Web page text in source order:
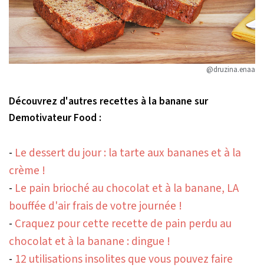
@druzina.enaa
Découvrez d'autres recettes à la banane sur
Demotivateur Food :
- Le dessert du jour : la tarte aux bananes et à la
crème !
- Le pain brioché au chocolat et à la banane, LA
bouffée d'air frais de votre journée !
- Craquez pour cette recette de pain perdu au
chocolat et à la banane : dingue !
- 12 utilisations insolites que vous pouvez faire